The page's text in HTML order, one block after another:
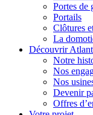
Portes de
Portails
Clôtures
La
Découvrir
Notre
Nos
Nos
Devenir
Offres